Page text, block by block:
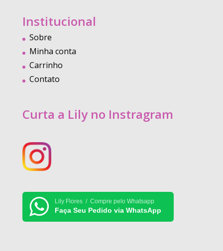
Institucional
Sobre
Minha conta
Carrinho
Contato
Curta a Lily no Instragram
Lily Flores / Compre pelo Whatsapp
Faça Seu Pedido via WhatsApp